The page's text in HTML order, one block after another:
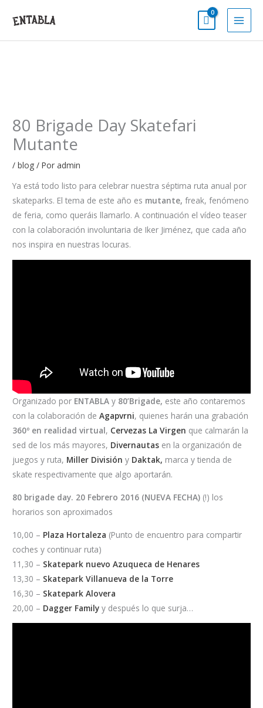
80 Brigade Day Skatefari
Mutante
/blog / Por admin
Ya está todo listo para celebrar nuestra séptima ruta anual por
skateparks. El tema de este año es mutante, freak, fenómeno
de feria, como queráis llamarlo. A continuación el vídeo teaser
con la colaboración involuntaria de Iker Jiménez, que cada año
nos inspira en nuestras locuras.
Organizado por ENTABLA y 80’Brigade, este año contaremos
con la colaboración deAgapvrni, quienes harán una grabación
360º en realidad virtual, Cervezas La Virgen que calmarán la
sed de los más mayores, Divernautas en la organización de
juegos y ruta, Miller División y Daktak, marca y tienda de
skate respectivamente que algo aportarán.
80 brigade day. 20 Febrero 2016 (NUEVA FECHA) (!) los
horarios son aproximados
10,00 – Plaza Hortaleza (Punto de encuentro para compartir
coches y continuar ruta)
11,30 – Skatepark nuevo Azuqueca de Henares
13,30 – Skatepark Villanueva de la Torre
16,30 – Skatepark Alovera
20,00 – Dagger Family y después lo que surja…